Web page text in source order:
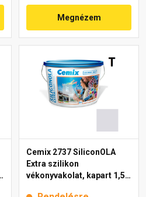
Megnézem
Cemix 2737 SiliconOLA
Extra szilikon
vékonyvakolat, kapart 1,5